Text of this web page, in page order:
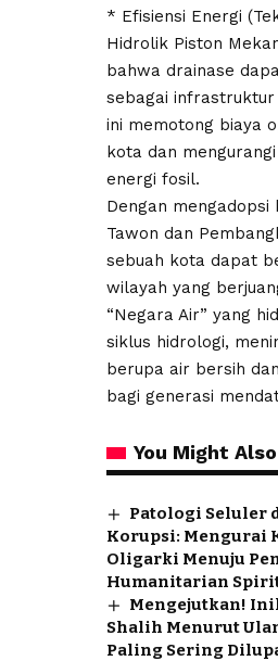
* Efisiensi Energi
Hidrolik Piston
bahwa drainase
sebagai
ini memotong biaya
kota dan
energi fosil.
Dengan
Tawon dan
sebuah kota dapat
wilayah yang
“Negara Air” yang
siklus hidrologi,
berupa air bersih
bagi generasi
You Might
Patologi Seluler
Korupsi: Mengurai
Oligarki Menuju
Humanitarian
Mengejutkan!
Shalih Menurut
Paling Sering